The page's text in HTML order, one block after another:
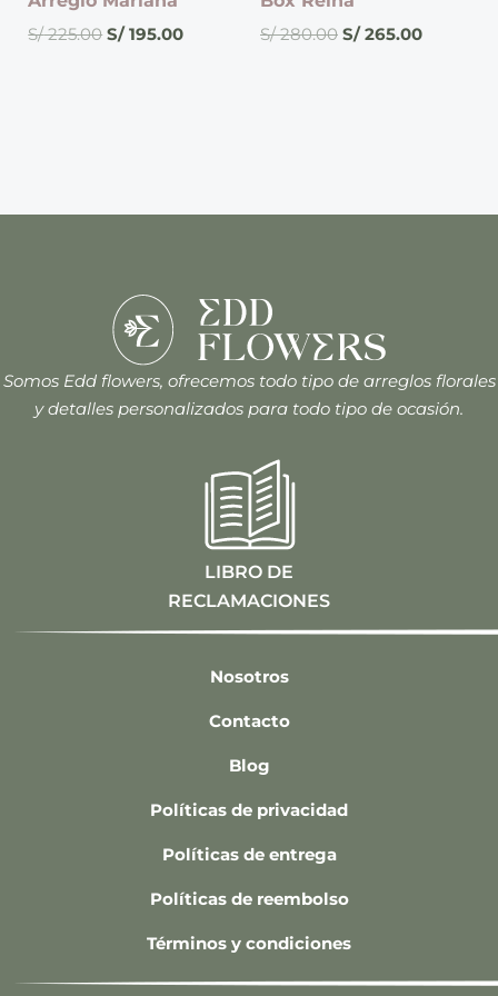
S/225.00 S/195.00 S/280.00 S/265.00
Somos Edd flowers, ofrecemos todo tipo de arreglos florales
y detalles personalizados para todo tipo de ocasión.
LIBRO DE
RECLAMACIONES
Nosotros
Contacto
Blog
Políticas de privacidad
Políticas de entrega
Políticas de reembolso
Términos y condiciones